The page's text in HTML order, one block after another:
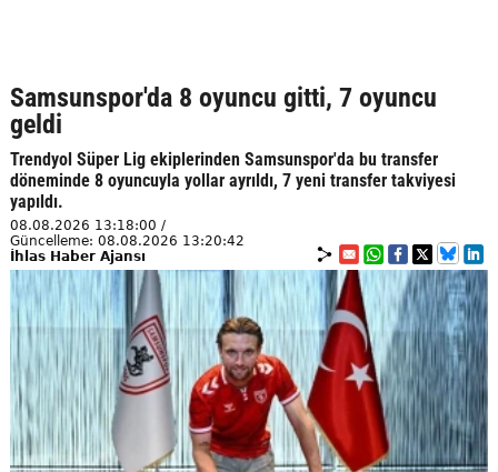
Samsunspor'da 8 oyuncu gitti, 7 oyuncu
geldi
Trendyol Süper Lig ekiplerinden Samsunspor'da bu transfer
döneminde 8 oyuncuyla yollar ayrıldı, 7 yeni transfer takviyesi
yapıldı.
08.08.2026 13:18:00 /
Güncelleme: 08.08.2026 13:20:42
İhlas Haber Ajansı